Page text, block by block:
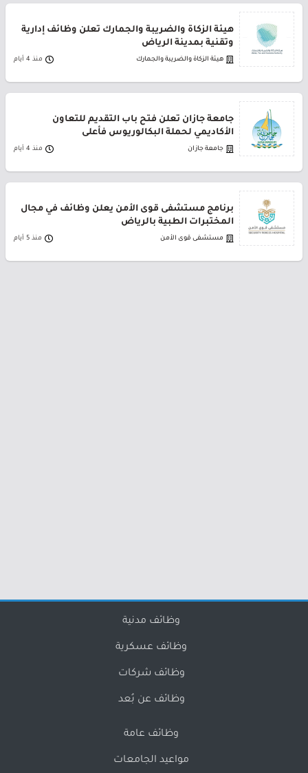
هيئة الزكاة والضريبة والجمارك تعلن وظائف إدارية
وتقنية بمدينة الرياض
هيئة الزكاة والضريبة والجمارك منذ 4 أيام
جامعة جازان تعلن فتح باب التقديم للتعاون
الأكاديمي لحملة البكالوريوس فأعلى
جامعة جازان منذ 4 أيام
برنامج مستشفى قوى الأمن يعلن وظائف في مجال
المختبرات الطبية بالرياض
مستشفى قوى الأمن منذ 5 أيام
وظائف مدنية
وظائف عسكرية
وظائف شركات
وظائف عن بُعد
وظائف عامة
مواعيد الجامعات